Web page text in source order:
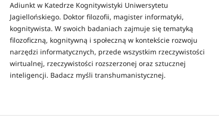
Adiunkt w Katedrze Kognitywistyki Uniwersytetu
Jagiellońskiego. Doktor filozofii, magister informatyki,
kognitywista. W swoich badaniach zajmuje się tematyką
filozoficzną, kognitywną i społeczną w kontekście rozwoju
narzędzi informatycznych, przede wszystkim rzeczywistości
wirtualnej, rzeczywistości rozszerzonej oraz sztucznej
inteligencji. Badacz myśli transhumanistycznej.